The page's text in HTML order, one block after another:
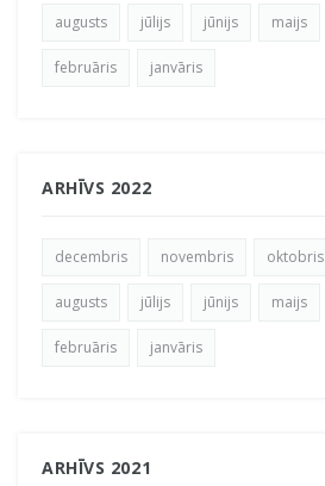
augusts jūlijs jūnijs maijs
februāris janvāris
ARHĪVS 2022
decembris novembris oktobris
augusts jūlijs jūnijs maijs
februāris janvāris
ARHĪVS 2021